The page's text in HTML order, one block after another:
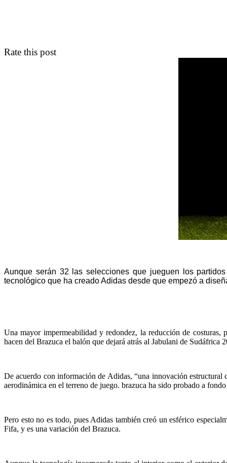
Rate this post
Aunque serán 32 las selecciones que jueguen los
tecnológico que ha creado Adidas desde que empezó a
Una mayor impermeabilidad y redondez, la reducción de
hacen del Brazuca el balón que dejará atrás al Jabulani de Sudáfrica
De acuerdo con información de Adidas, “una innovación
aerodinámica en el terreno de juego. brazuca ha sido probado a
Pero esto no es todo, pues Adidas también creó un esférico
Fifa, y es una variación del Brazuca.